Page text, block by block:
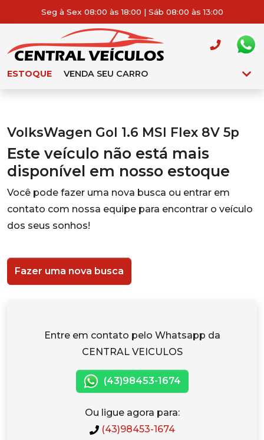
Seg à Sex 08:00 às 18:00 | Sáb 08:00 às 13:00
ESTOQUE VENDA SEU CARRO
VolksWagen Gol 1.6 MSI Flex 8V 5p
Este veículo não está mais
disponível em nosso estoque
Você pode fazer uma nova busca ou entrar em
contato com nossa equipe para encontrar o veículo
dos seus sonhos!
Fazer uma nova busca
Entre em contato pelo Whatsapp da
CENTRAL VEICULOS
(43)98453-1674
Ou ligue agora para:
(43)98453-1674